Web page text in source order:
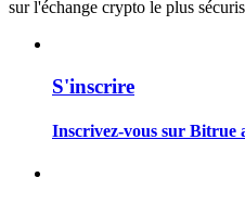
Guide
Guide de démarrage des
sur l'échange crypto le plus
S'inscrire
Inscrivez-vous sur Bitrue